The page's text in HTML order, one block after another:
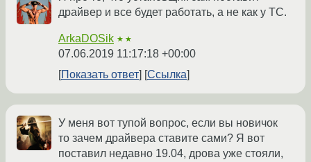
драйвер и все будет работать, а не как у ТС.
ArkaDOSik ★★
07.06.2019 11:17:18 +00:00
Показать ответ
Ссылка
У меня вот тупой вопрос, если вы новичок
то зачем драйвера ставите сами? Я вот
поставил недавно 19.04, дрова уже стояли,